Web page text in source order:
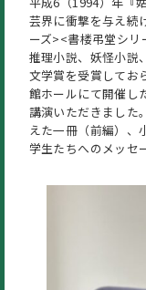
芸界に衝撃を与え続
ーズ><書楼弔堂シリ
推理小説、妖怪小説
文学賞を受賞してお
館ホールにて開催し
講演いただきました
えた一冊（前編）、
学生たちへのメッセ